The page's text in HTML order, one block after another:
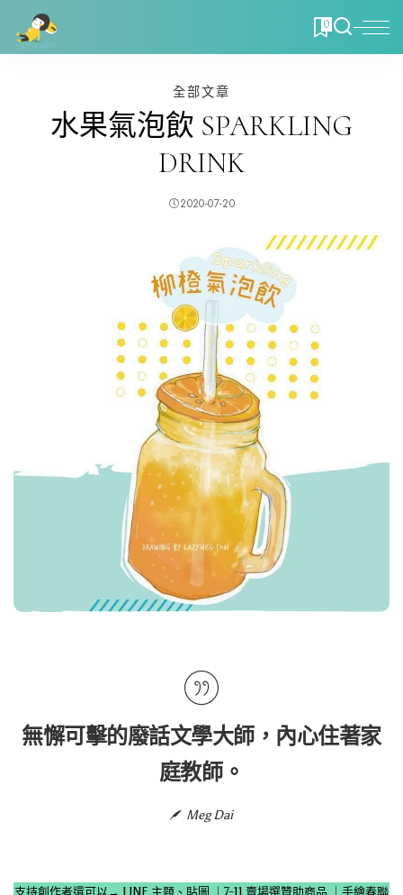
0
全部文章
水果氣泡飲 SPARKLING
DRINK
2020-07-20
無懈可擊的廢話文學大師，內心住著家
庭教師。
Meg Dai
支持創作者還可以→ LINE 主題、貼圖 7-11 賣場選贊助商品
手繪春聯